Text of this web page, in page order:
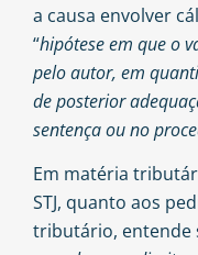
a causa envolver
“hipótese em que o
pelo autor, em
de posterior
sentença ou no
Em matéria
STJ, quanto aos
tributário, entende